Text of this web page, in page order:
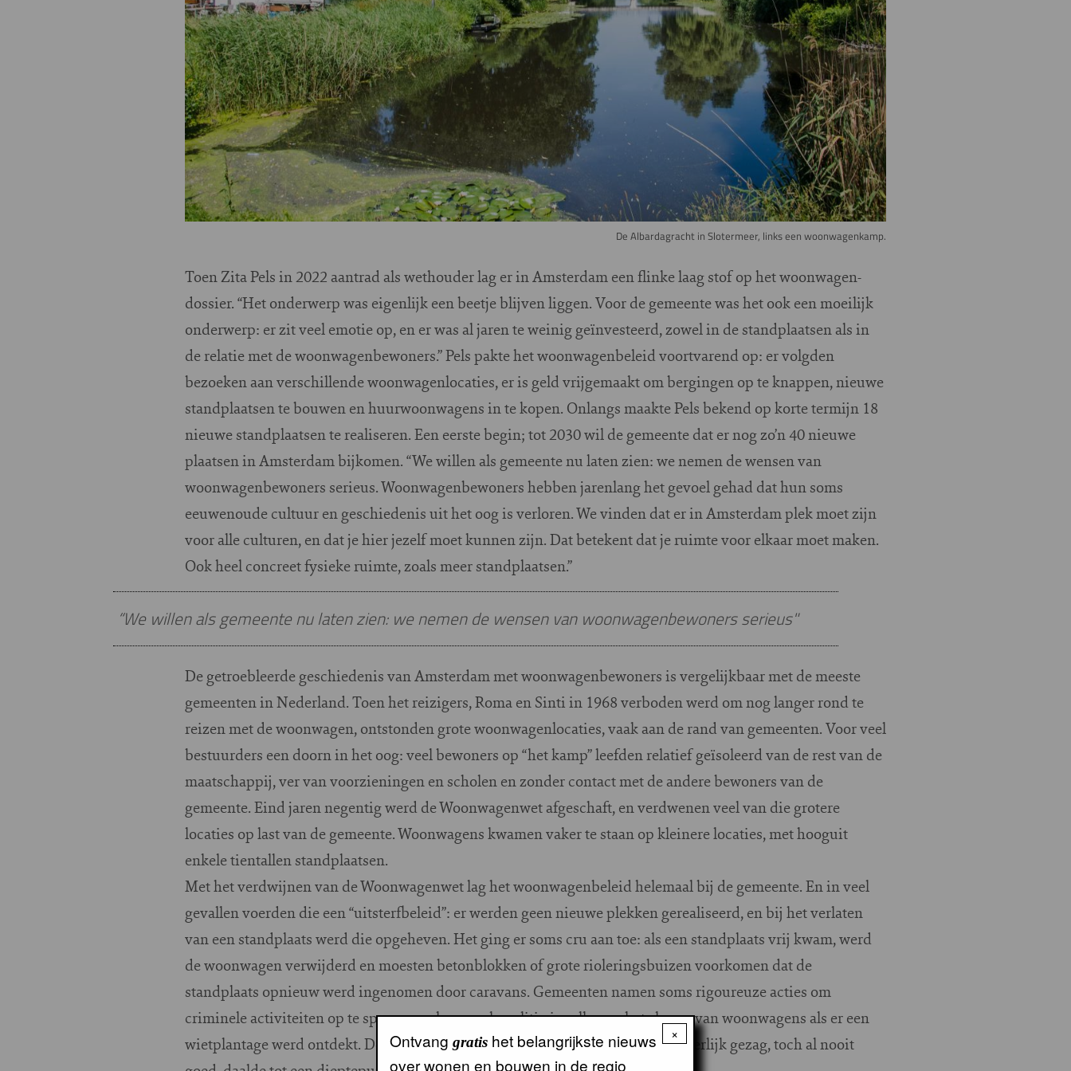
De Albardagracht in Slotermeer, links een woonwagenkamp.
Toen Zita Pels in 2022 aantrad als wethouder lag er in Amsterdam een flinke laag stof op het woonwagen-
dossier. “Het onderwerp was eigenlijk een beetje blijven liggen. Voor de gemeente was het ook een moeilijk
onderwerp: er zit veel emotie op, en er was al jaren te weinig geïnvesteerd, zowel in de standplaatsen als in
de relatie met de woonwagenbewoners.” Pels pakte het woonwagenbeleid voortvarend op: er volgden
bezoeken aan verschillende woonwagenlocaties, er is geld vrijgemaakt om bergingen op te knappen, nieuwe
standplaatsen te bouwen en huurwoonwagens in te kopen. Onlangs maakte Pels bekend op korte termijn 18
nieuwe standplaatsen te realiseren. Een eerste begin; tot 2030 wil de gemeente dat er nog zo’n 40 nieuwe
plaatsen in Amsterdam bijkomen. “We willen als gemeente nu laten zien: we nemen de wensen van
woonwagenbewoners serieus. Woonwagenbewoners hebben jarenlang het gevoel gehad dat hun soms
eeuwenoude cultuur en geschiedenis uit het oog is verloren. We vinden dat er in Amsterdam plek moet zijn
voor alle culturen, en dat je hier jezelf moet kunnen zijn. Dat betekent dat je ruimte voor elkaar moet maken.
Ook heel concreet fysieke ruimte, zoals meer standplaatsen.”
“We willen als gemeente nu laten zien: we nemen de wensen van woonwagenbewoners serieus"
De getroebleerde geschiedenis van Amsterdam met woonwagenbewoners is vergelijkbaar met de meeste
gemeenten in Nederland. Toen het reizigers, Roma en Sinti in 1968 verboden werd om nog langer rond te
reizen met de woonwagen, ontstonden grote woonwagenlocaties, vaak aan de rand van gemeenten. Voor veel
bestuurders een doorn in het oog: veel bewoners op “het kamp” leefden relatief geïsoleerd van de rest van de
maatschappij, ver van voorzieningen en scholen en zonder contact met de andere bewoners van de
gemeente. Eind jaren negentig werd de Woonwagenwet afgeschaft, en verdwenen veel van die grotere
locaties op last van de gemeente. Woonwagens kwamen vaker te staan op kleinere locaties, met hooguit
enkele tientallen standplaatsen.
Met het verdwijnen van de Woonwagenwet lag het woonwagenbeleid helemaal bij de gemeente. En in veel
gevallen voerden die een “uitsterfbeleid”: er werden geen nieuwe plekken gerealiseerd, en bij het verlaten
van een standplaats werd die opgeheven. Het ging er soms cru aan toe: als een standplaats vrij kwam, werd
de woonwagen verwijderd en moesten betonblokken of grote rioleringsbuizen voorkomen dat de
standplaats opnieuw werd ingenomen door caravans. Gemeenten namen soms rigoureuze acties om
criminele activiteiten op te sporen, zoals massale politie-invallen en het slopen van woonwagens als er een
wietplantage werd ontdekt. De relatie tussen woonwagenbewoners en het burgerlijk gezag, toch al nooit
×
Ontvang gratis het belangrijkste nieuws
over wonen en bouwen in de regio